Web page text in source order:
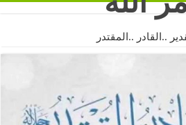
..القادر ..المقتدر